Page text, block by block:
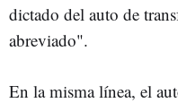
dictado del auto de
abreviado".
En la misma línea, el